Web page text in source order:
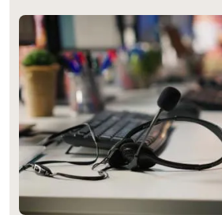
Image